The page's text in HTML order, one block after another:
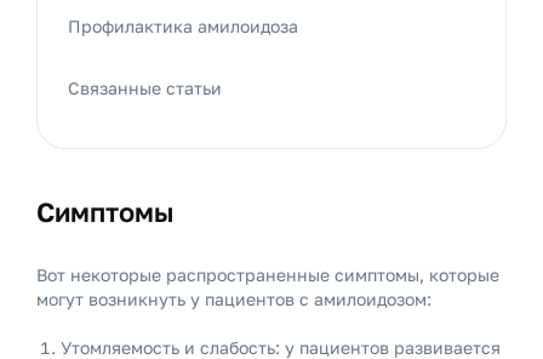
Симптомы
Вот некоторые распространенные симптомы, которые
могут возникнуть у пациентов с амилоидозом:
Утомляемость и слабость: у пациентов развивается
Профилактика амилоидоза
Связанные статьи